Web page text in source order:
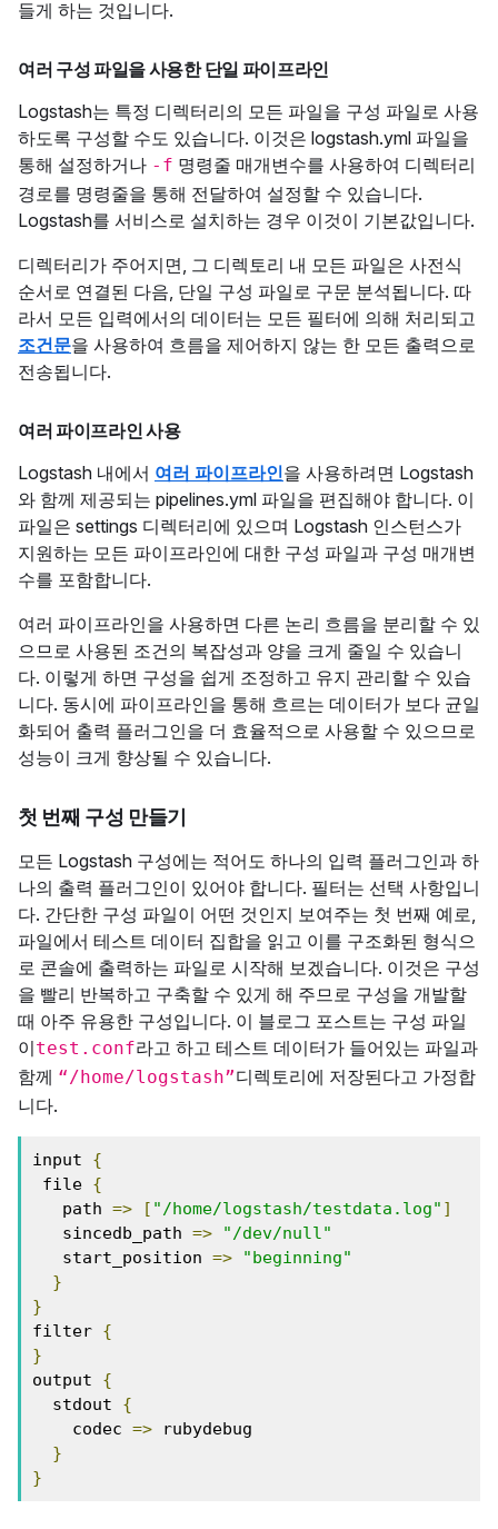
들게 하는 것입니다.
여러 구성 파일을 사용한 단일 파이프라인
Logstash는 특정 디렉터리의 모든 파일을 구성 파일로 사용
하도록 구성할 수도 있습니다. 이것은 logstash.yml 파일을
통해 설정하거나 -f 명령줄 매개변수를 사용하여 디렉터리
경로를 명령줄을 통해 전달하여 설정할 수 있습니다.
Logstash를 서비스로 설치하는 경우 이것이 기본값입니다.
디렉터리가 주어지면, 그 디렉토리 내 모든 파일은 사전식
순서로 연결된 다음, 단일 구성 파일로 구문 분석됩니다. 따
라서 모든 입력에서의 데이터는 모든 필터에 의해 처리되고
조건문을 사용하여 흐름을 제어하지 않는 한 모든 출력으로
전송됩니다.
여러 파이프라인 사용
Logstash 내에서 여러 파이프라인을 사용하려면 Logstash
와 함께 제공되는 pipelines.yml 파일을 편집해야 합니다. 이
파일은 settings 디렉터리에 있으며 Logstash 인스턴스가
지원하는 모든 파이프라인에 대한 구성 파일과 구성 매개변
수를 포함합니다.
여러 파이프라인을 사용하면 다른 논리 흐름을 분리할 수 있
으므로 사용된 조건의 복잡성과 양을 크게 줄일 수 있습니
다. 이렇게 하면 구성을 쉽게 조정하고 유지 관리할 수 있습
니다. 동시에 파이프라인을 통해 흐르는 데이터가 보다 균일
화되어 출력 플러그인을 더 효율적으로 사용할 수 있으므로
성능이 크게 향상될 수 있습니다.
첫 번째 구성 만들기
모든 Logstash 구성에는 적어도 하나의 입력 플러그인과 하
나의 출력 플러그인이 있어야 합니다. 필터는 선택 사항입니
다. 간단한 구성 파일이 어떤 것인지 보여주는 첫 번째 예로,
파일에서 테스트 데이터 집합을 읽고 이를 구조화된 형식으
로 콘솔에 출력하는 파일로 시작해 보겠습니다. 이것은 구성
을 빨리 반복하고 구축할 수 있게 해 주므로 구성을 개발할
때 아주 유용한 구성입니다. 이 블로그 포스트는 구성 파일
이test.conf라고 하고 테스트 데이터가 들어있는 파일과
함께 “/home/logstash”디렉토리에 저장된다고 가정합
니다.
input {
file {
   path
=> [ "/home/logstash/testdata.log" ]
   sincedb_path
=>
"/dev/null"
   start_position
=>
"beginning"
}
}
filter {
}
output {
  stdout
{
    codec
=> rubydebug
}
}